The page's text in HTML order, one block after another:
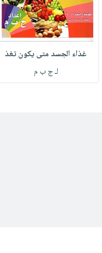
غذاء الجسد متى يكون تغذ
لـ ج ب م